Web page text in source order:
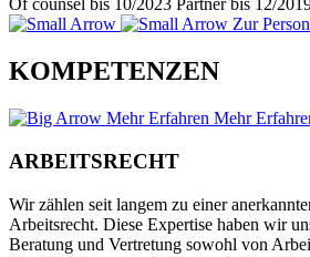
Of counsel bis 10/2023 Partner bis 12/
Zur Person
KOMPETENZEN
Mehr Erfahren Mehr
ARBEITSRECHT
Wir zählen seit langem zu einer
Arbeitsrecht. Diese Expertise haben wir
Beratung und Vertretung sowohl von